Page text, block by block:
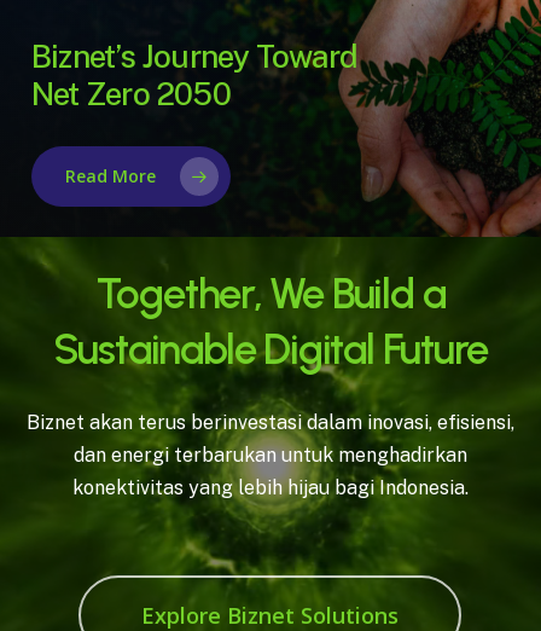
Biznet’s Journey Toward
Net Zero 2050
Read More
Together, We Build a
Sustainable Digital Future
Biznet akan terus berinvestasi dalam inovasi, efisiensi,
dan energi terbarukan untuk menghadirkan
konektivitas yang lebih hijau bagi Indonesia.
Explore Biznet Solutions